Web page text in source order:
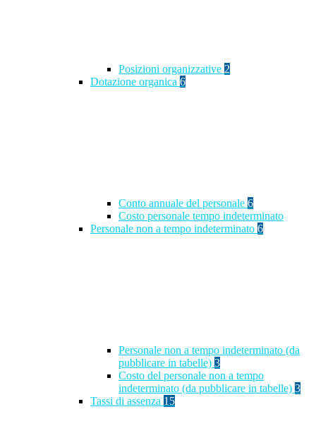
Posizioni organizzative 2
Dotazione organica 6
Conto annuale del personale 6
Costo personale tempo indeterminato
Personale non a tempo indeterminato 6
Personale non a tempo indeterminato (da
pubblicare in tabelle) 3
Costo del personale non a tempo
indeterminato (da pubblicare in tabelle) 3
Tassi di assenza 15